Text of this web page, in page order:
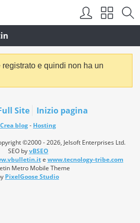
e quindi non ha un
Site Inizio pagina
Crea blog- Hosting
©2000 - 2026, Jelsoft Enterprises Ltd.
SEO byvBSEO
e www.tecnology-tribe.com
Metro Mobile Theme
PixelGoose Studio